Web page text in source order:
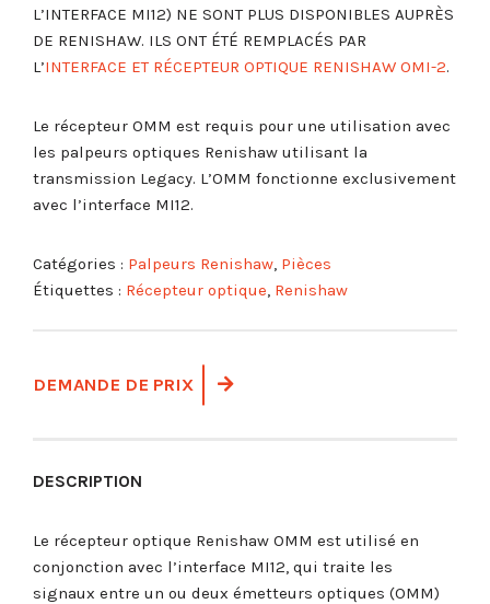
L’INTERFACE MI12) NE SONT PLUS DISPONIBLES AUPRÈS
DE RENISHAW. ILS ONT ÉTÉ REMPLACÉS PAR
L’INTERFACE ET RÉCEPTEUR OPTIQUE RENISHAW OMI-2.
Le récepteur OMM est requis pour une utilisation avec
les palpeurs optiques Renishaw utilisant la
transmission Legacy. L’OMM fonctionne exclusivement
avec l’interface MI12.
Catégories : Palpeurs Renishaw, Pièces
Étiquettes : Récepteur optique, Renishaw
DEMANDE DE PRIX
DESCRIPTION
Le récepteur optique Renishaw OMM est utilisé en
conjonction avec l’interface MI12, qui traite les
signaux entre un ou deux émetteurs optiques (OMM)